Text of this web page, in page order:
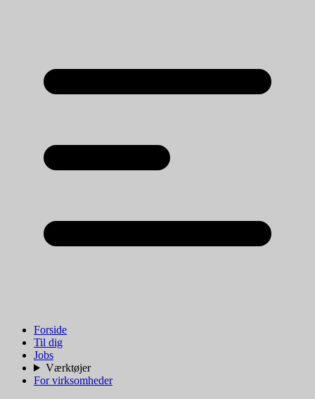
Forside
Til dig
Jobs
Værktøjer
For virksomheder